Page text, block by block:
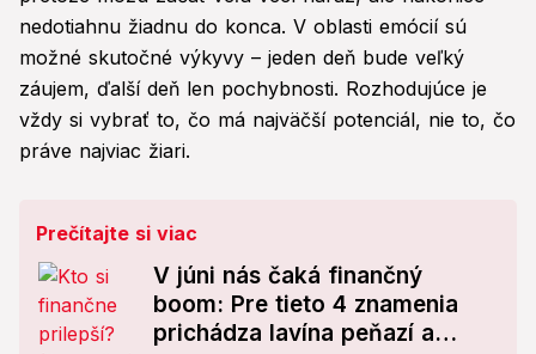
nedotiahnu žiadnu do konca. V oblasti emócií sú
možné skutočné výkyvy – jeden deň bude veľký
záujem, ďalší deň len pochybnosti. Rozhodujúce je
vždy si vybrať to, čo má najväčší potenciál, nie to, čo
práve najviac žiari.
Prečítajte si viac
V júni nás čaká finančný
boom: Pre tieto 4 znamenia
prichádza lavína peňazí a